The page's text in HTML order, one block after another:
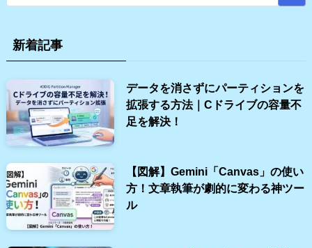
新着記事
データを消さずにパーティションを
拡張する方法｜Cドライブの容量不
足を解決！
【図解】Gemini「Canvas」の使い
方！文章執筆が劇的に変わる神ツー
ル